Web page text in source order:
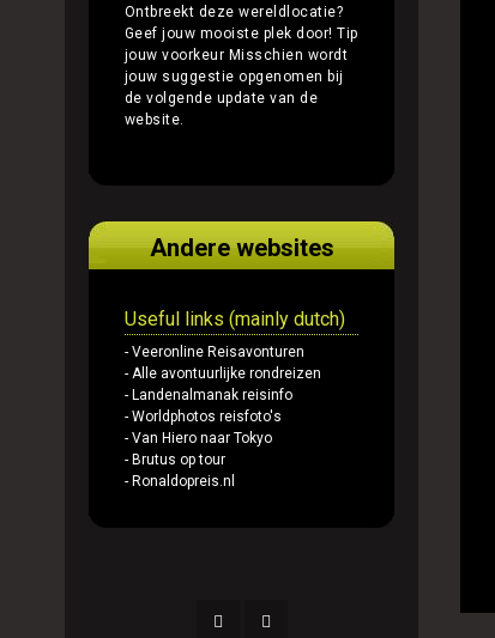
Ontbreekt deze wereldlocatie?
Geef jouw mooiste plek door!Tip
jouw voorkeur Misschien wordt
jouw suggestie opgenomen bij
de volgende update van de
website.
Andere websites
Useful links (mainly dutch)
- Veeronline Reisavonturen
- Alle avontuurlijke rondreizen
- Landenalmanak reisinfo
- Worldphotos reisfoto's
- Van Hiero naar Tokyo
- Brutus op tour
- Ronaldopreis.nl